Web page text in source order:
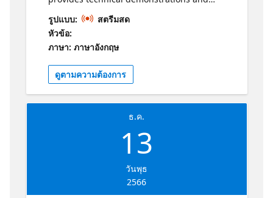
conversations with experts from Microsoft
UK about the world of Azure! In this week's
episode of LunchBytes, we are joined by
Divye Sheth. Divye will explore the process of
conversing with our data and examine the
functioning of Retrieval Augmented
Generation (RAG). Additionally, we will
witness a demonstration of it using the
Azure AI Studio. Join LunchBytes every
fortnight to hear more about the world of
รูปแบบ:
สตรีมสด
หัวข้อ:
ภาษา: ภาษาอังกฤษ
ดูตามความต้องการ
ธ.ค.
13
วันพุธ
2566